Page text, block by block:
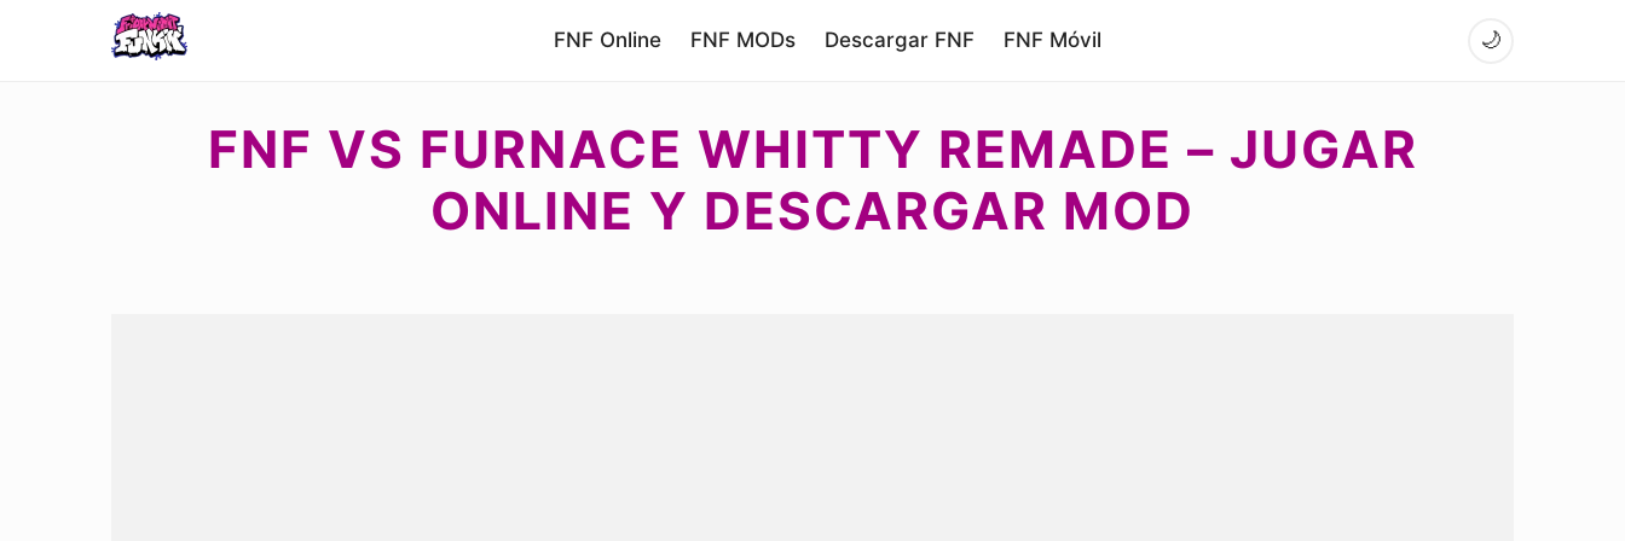
FNF Online FNF MODs Descargar FNF FNF Móvil 🌙
FNF VS FURNACE WHITTY REMADE – JUGAR
ONLINE Y DESCARGAR MOD